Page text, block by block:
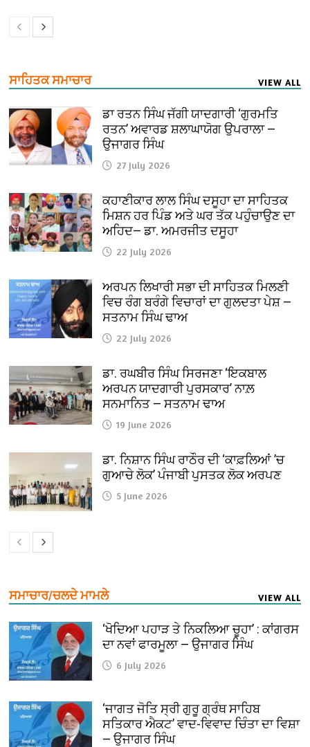
ਸਾਹਿਤਕ ਸਮਾਚਾਰ VIEW ALL
ਡਾ ਰਤਨ ਸਿੰਘ ਜੱਗੀ ਯਾਦਗਾਰੀ ‘ਗੁਰਮਤਿ
ਰਤਨ’ ਅਵਾਰਡ ਸ਼ਲਾਘਾਯੋਗ ਉਪਰਾਲਾ —
ਉਜਾਗਰ ਸਿੰਘ
27 July 2026
ਕਹਾਣੀਕਾਰ ਲਾਲ ਸਿੰਘ ਦਸੂਹਾ ਦਾ ਸਾਹਿਤਕ
ਮਿਸ਼ਨ ਹਰ ਪਿੰਡ ਅਤੇ ਘਰ ਤੱਕ ਪਹੁੰਚਾਉਣ ਦਾ
ਅਹਿਦ— ਡਾ. ਅਮਰਜੀਤ ਦਸੂਹਾ
22 July 2026
ਅਰਪਨ ਲਿਖਾਰੀ ਸਭਾ ਦੀ ਸਾਹਿਤਕ ਮਿਲਣੀ
ਵਿਚ ਰੰਗ ਬਰੰਗੇ ਵਿਚਾਰਾਂ ਦਾ ਗੁਲਦਤਾ ਪੇਸ਼ —
ਸਤਨਾਮ ਸਿੰਘ ਢਾਅ
22 July 2026
ਡਾ. ਰਘਬੀਰ ਸਿੰਘ ਸਿਰਜਣਾ ‘ਇਕਬਾਲ
ਅਰਪਨ ਯਾਦਗਾਰੀ ਪੁਰਸਕਾਰ’ ਨਾਲ਼
ਸਨਮਾਨਿਤ — ਸਤਨਾਮ ਢਾਅ
19 June 2026
ਡਾ. ਨਿਸ਼ਾਨ ਸਿੰਘ ਰਾਠੌਰ ਦੀ ‘ਕਾਫ਼ਲਿਆਂ ’ਚ
ਗੁਆਚੇ ਲੋਕ’ ਪੰਜਾਬੀ ਪੁਸਤਕ ਲੋਕ ਅਰਪਣ
5 June 2026
ਸਮਾਚਾਰ/ਚਲਦੇ ਮਾਮਲੇ VIEW ALL
‘ਖੋਦਿਆ ਪਹਾੜ ਤੇ ਨਿਕਲਿਆ ਚੂਹਾ’ : ਕਾਂਗਰਸ
ਦਾ ਨਵਾਂ ਫਾਰਮੂਲਾ — ਉਜਾਗਰ ਸਿੰਘ
6 July 2026
‘ਜਾਗਤ ਜੋਤਿ ਸ੍ਰੀ ਗੁਰੂ ਗ੍ਰੰਥ ਸਾਹਿਬ
ਸਤਿਕਾਰ ਐਕਟ’ ਵਾਦ-ਵਿਵਾਦ ਚਿੰਤਾ ਦਾ ਵਿਸ਼ਾ
— ਉਜਾਗਰ ਸਿੰਘ